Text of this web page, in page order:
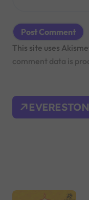
This site uses
comment data is